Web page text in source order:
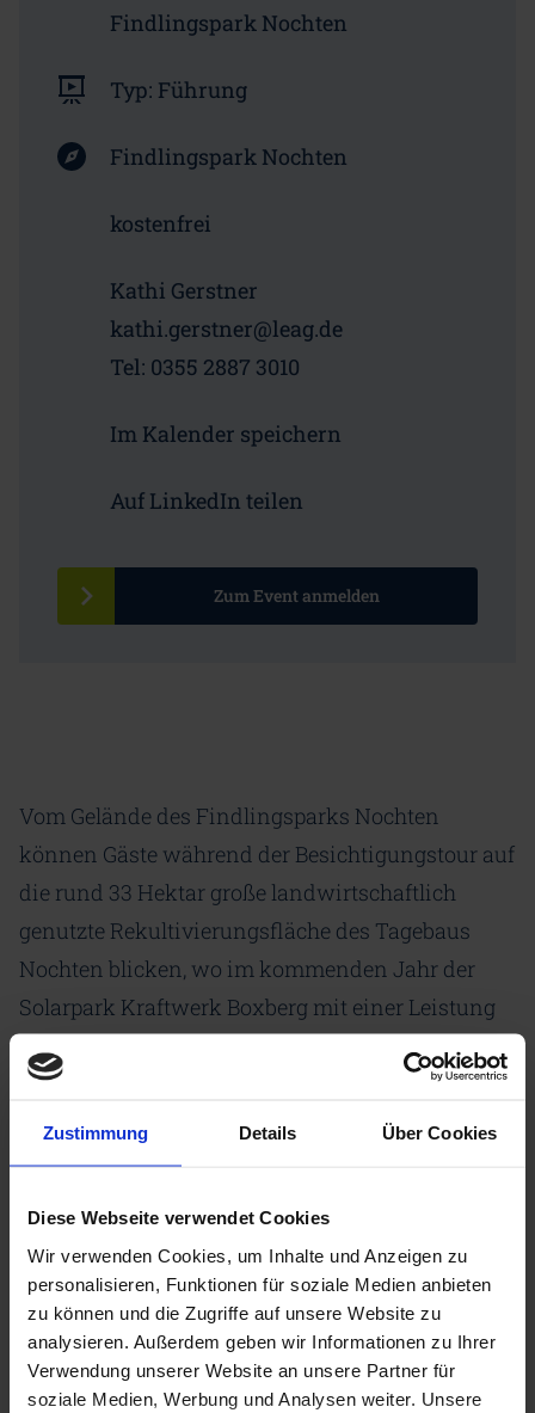
Zustimmung Details Über Cookies
Diese Webseite verwendet Cookies
Wir verwenden Cookies, um Inhalte und Anzeigen zu
personalisieren, Funktionen für soziale Medien anbieten
zu können und die Zugriffe auf unsere Website zu
analysieren. Außerdem geben wir Informationen zu Ihrer
Verwendung unserer Website an unsere Partner für
soziale Medien, Werbung und Analysen weiter. Unsere
Findlingspark Nochten
Typ: Führung
Findlingspark Nochten
kostenfrei
Kathi Gerstner
kathi.gerstner@leag.de
Tel: 0355 2887 3010
Im Kalender speichern
Auf LinkedIn teilen
Zum Event anmelden
Vom Gelände des Findlingsparks Nochten
können Gäste während der Besichtigungstour auf
die rund 33 Hektar große landwirtschaftlich
genutzte Rekultivierungsfläche des Tagebaus
Nochten blicken, wo im kommenden Jahr der
Solarpark Kraftwerk Boxberg mit einer Leistung
von rund 25 MWpeak in Betrieb gehen soll.
Informationen gibt es zudem über den weiteren
zeitlichen Ablauf des Projektes als auch über die
Zusammenarbeit mit den Landwirten bei der
Seinen Beitrag zur Energiewende in der Lausitz
hat der Findlingspark Nochten mit der Errichtung
einer Photovoltaik-Anlage mit einer
Gesamtleistung von rund 70 kWpeak und einem